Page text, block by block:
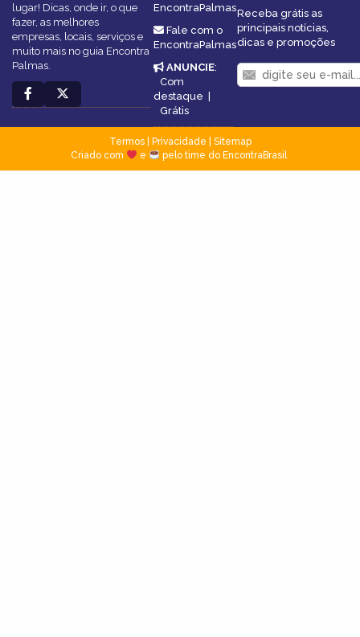
lugar! Dicas, onde ir, o que
fazer, as melhores
empresas, locais, serviços e
muito mais no guia Encontra
Palmas.
EncontraPalmas
Fale com o
EncontraPalmas
ANUNCIE:
Com
destaque |
Grátis
Receba grátis as
principais notícias,
dicas e promoções
Termos| Privacidade
Sitemap
Criado com
e pelo time do EncontraBrasil